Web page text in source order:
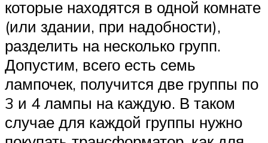
которые находятся в одной комнате
(или здании, при надобности),
разделить на несколько групп.
Допустим, всего есть семь
лампочек, получится две группы по
3 и 4 лампы на каждую. В таком
случае для каждой группы нужно